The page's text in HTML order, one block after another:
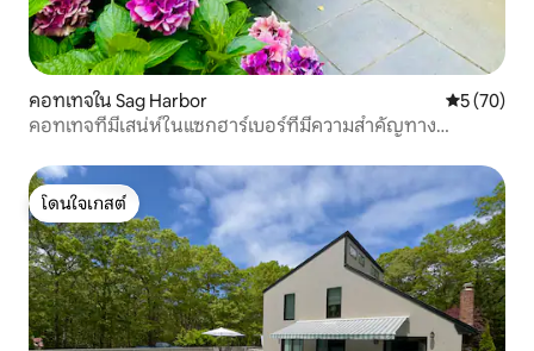
คอทเทจใน Sag Harbor คะแนนเฉลี่
5 (70)
คอทเทจที่มีเสน่ห์ในแซกฮาร์เบอร์ที่มีความสำคัญทาง
โดนใจเกสต์
โดนใจเกสต์